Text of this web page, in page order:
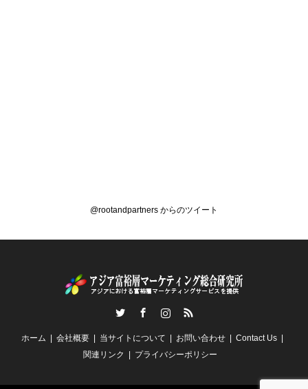
@rootandpartners からのツイート
RSS
ホーム 会社概要 当サイトについて お問い合わせ
Contact Us
関連リンク
プライバシーポリシー